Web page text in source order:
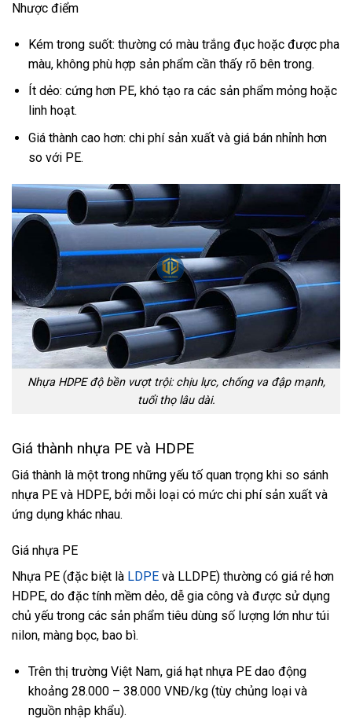
Nhược điểm
Kém trong suốt: thường có màu trắng đục hoặc được pha
màu, không phù hợp sản phẩm cần thấy rõ bên trong.
Ít dẻo: cứng hơn PE, khó tạo ra các sản phẩm mỏng hoặc
linh hoạt.
Giá thành cao hơn: chi phí sản xuất và giá bán nhỉnh hơn
so với PE.
Nhựa HDPE độ bền vượt trội: chịu lực, chống va đập mạnh,
tuổi thọ lâu dài.
Giá thành nhựa PE và HDPE
Giá thành là một trong những yếu tố quan trọng khi so sánh
nhựa PE và HDPE, bởi mỗi loại có mức chi phí sản xuất và
ứng dụng khác nhau.
Giá nhựa PE
Nhựa PE (đặc biệt là LDPE và LLDPE) thường có giá rẻ hơn
HDPE, do đặc tính mềm dẻo, dễ gia công và được sử dụng
chủ yếu trong các sản phẩm tiêu dùng số lượng lớn như túi
nilon, màng bọc, bao bì.
Trên thị trường Việt Nam, giá hạt nhựa PE dao động
khoảng 28.000 – 38.000 VNĐ/kg (tùy chủng loại và
nguồn nhập khẩu).